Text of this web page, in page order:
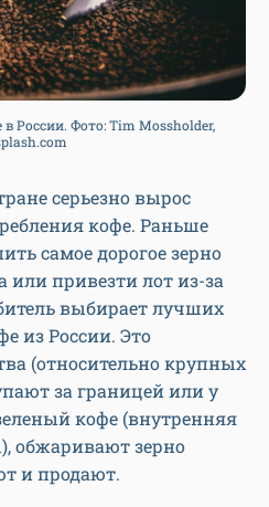
России. Фото: Tim Mossholder,
серьезно вырос
кофе. Раньше
самое дорогое зерно
или привезти лот из-за
выбирает лучших
из России. Это
(относительно крупных
за границей или у
кофе (внутренняя
обжаривают зерно
и продают.